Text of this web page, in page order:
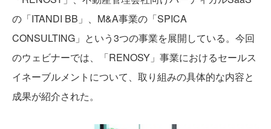
の「ITANDI BB」、M&A事業の「SPICA
CONSULTING」という3つの事業を展開している。今回
のウェビナーでは、「RENOSY」事業におけるセールス
イネーブルメントについて、取り組みの具体的な内容と
成果が紹介された。